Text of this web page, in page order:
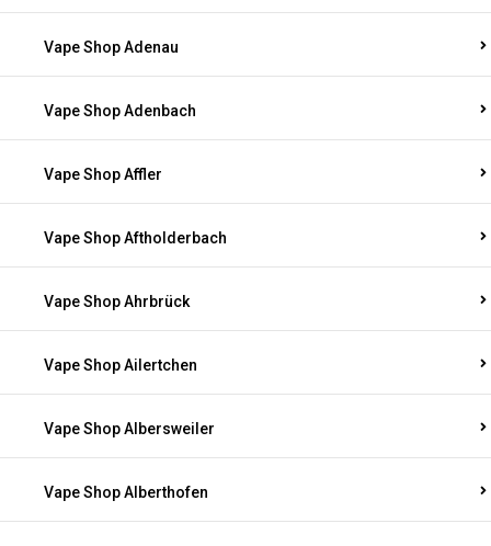
Vape Shop Adenau
Vape Shop Adenbach
Vape Shop Affler
Vape Shop Aftholderbach
Vape Shop Ahrbrück
Vape Shop Ailertchen
Vape Shop Albersweiler
Vape Shop Alberthofen